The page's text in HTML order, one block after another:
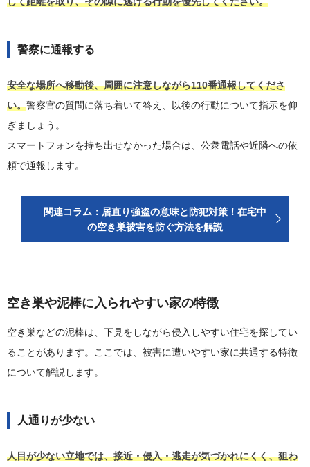
警察に通報する
安全な場所へ移動後、周囲に注意しながら110番通報してくださ
い。警察官の質問に落ち着いて答え、以後の行動について指示を仰
ぎましょう。
スマートフォンを持ち出せなかった場合は、公衆電話や近隣への依
頼で通報します。
関連コラム：居直り強盗の意味と防犯対策！在宅中
の空き巣被害を防ぐ方法を解説
空き巣や泥棒に入られやすい家の特徴
空き巣などの泥棒は、下見をしながら侵入しやすい住宅を探してい
ることがあります。ここでは、被害に遭いやすい家に共通する特徴
について解説します。
人通りが少ない
人目が少ない立地では、接近・侵入・逃走が気づかれにくく、狙わ